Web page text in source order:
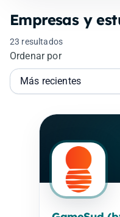
Empresas y
23 resultados
Ordenar por